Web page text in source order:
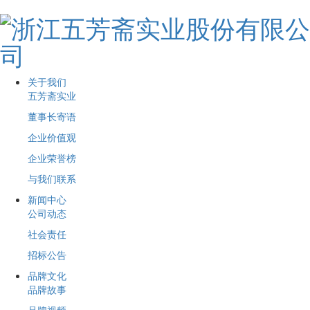
关于我们
五芳斋实业
董事长寄语
企业价值观
企业荣誉榜
与我们联系
新闻中心
公司动态
社会责任
招标公告
品牌文化
品牌故事